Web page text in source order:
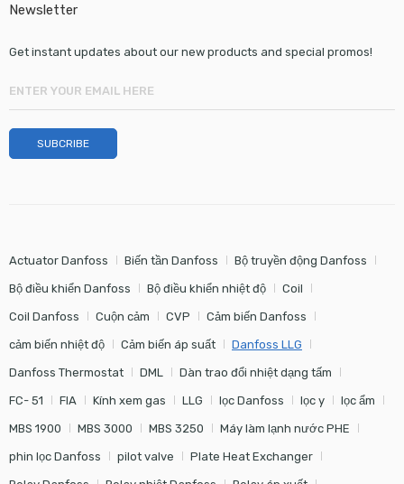
Newsletter
Get instant updates about our new products and special promos!
Actuator Danfoss Biến tần Danfoss Bộ truyền động Danfoss
Bộ điều khiển Danfoss Bộ điều khiển nhiệt độ Coil
Coil Danfoss Cuộn cảm CVP Cảm biến Danfoss
cảm biến nhiệt độ Cảm biến áp suất Danfoss LLG
Danfoss Thermostat DML Dàn trao đổi nhiệt dạng tấm
FC- 51 FIA Kính xem gas LLG lọc Danfoss lọc y lọc ẩm
MBS 1900 MBS 3000 MBS 3250 Máy làm lạnh nước PHE
phin lọc Danfoss pilot valve Plate Heat Exchanger